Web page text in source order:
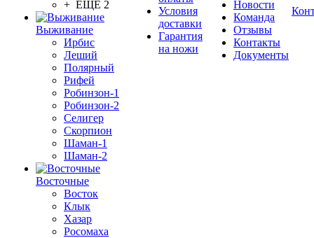
+ ЕЩЕ 2
Выживание
Ирбис
Леший
Полярный
Рифей
Робинзон-1
Робинзон-2
Селигер
Скорпион
Шаман-1
Шаман-2
Восточные
Восток
Клык
Хазар
Росомаха
Условия
доставки
Гарантия
на ножи
Новости
Команда
Отзывы
Контакты
Документы